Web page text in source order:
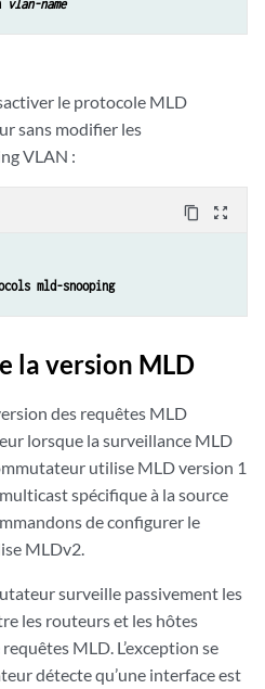
vlan-name
le protocole MLD
sans modifier les
VLAN :
content_copy zoom_out_map
mld-snooping
la version MLD
des requêtes MLD
lorsque la surveillance MLD
utilise MLD version 1
spécifique à la source
de configurer le
MLDv2.
surveille passivement les
les routeurs et les hôtes
MLD. L’exception se
détecte qu’une interface est